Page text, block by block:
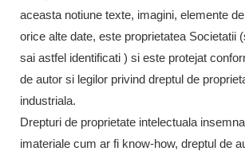
aceasta notiune texte, imagini, elemente
orice alte date, este proprietatea Societatii
sai astfel identificati ) si este protejat
de autor si legilor privind dreptul de
industriala.
Drepturi de proprietate intelectuala
imateriale cum ar fi know-how, dreptul de